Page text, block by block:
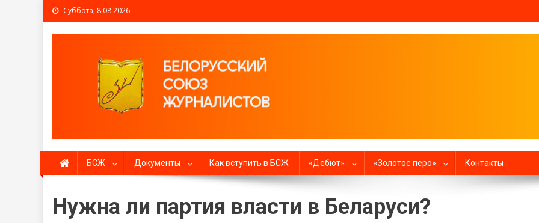
Суббота, 8.08.2026
Белорусский союз журналистов
БСЖ Документы Как вступить в БСЖ «Дебют» «Золотое перо» Контакты
Нужна ли партия власти в Беларуси?